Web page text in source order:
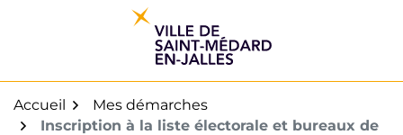
Accueil
Mes démarches
Inscription à la liste électorale et bureaux de